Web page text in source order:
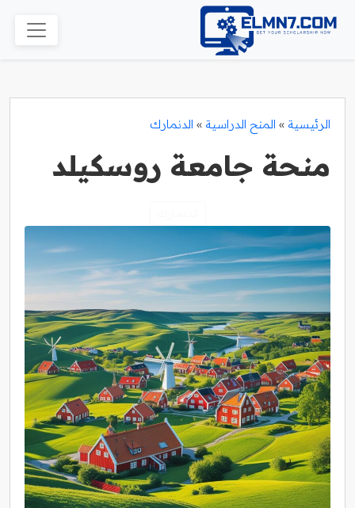
الرئيسية » المنح الدراسية » الدنمارك
منحة جامعة روسكيلد